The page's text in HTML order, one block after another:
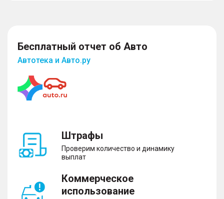
Бесплатный отчет об Авто
Автотека и Авто.ру
Штрафы
Проверим количество и динамику
выплат
Коммерческое
использование